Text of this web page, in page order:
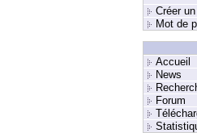
Créer
Mot de
Accueil
News
Forum